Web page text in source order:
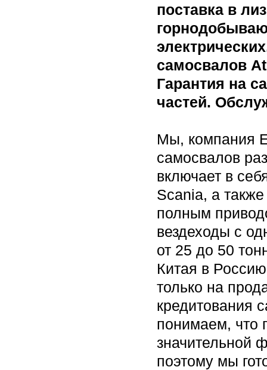
поставка в
самосвалов
Гарантия на
частей.
Мы, компания
самосвалов
включает в
Scania, а
полным
вездеходы с
от 25 до 50
Китая в
только на
кредитования
понимаем, что
значительной
поэтому мы